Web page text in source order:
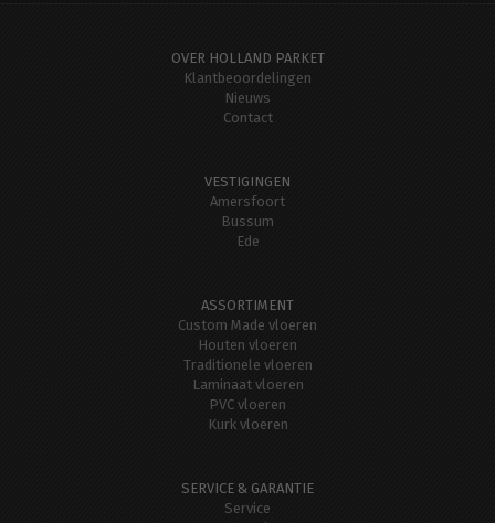
OVER HOLLAND PARKET
Klantbeoordelingen
Nieuws
Contact
VESTIGINGEN
Amersfoort
Bussum
Ede
ASSORTIMENT
Custom Made vloeren
Houten vloeren
Traditionele vloeren
Laminaat vloeren
PVC vloeren
Kurk vloeren
SERVICE & GARANTIE
Service